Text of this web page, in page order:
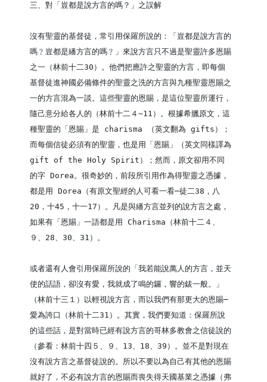
三、對「豈都是說方言的嗎？」之誤解
沒有聖靈的基督徒，常引用保羅所說的：「豈都是說方言的
嗎﹖豈都是繙方言的嗎﹖」來說方言只不過是聖靈許多恩賜
之一（林前十二30）。他們把應許之聖靈的方言，即每個
基督徒進神國必備條件的聖靈之洗的方言與九種聖靈恩賜之
一的方言混為一談。這些聖靈的恩賜，是這位聖靈所運行，
隨己意分給各人的（林前十二４~11）。根據希臘原文，這
種聖靈的「恩賜」是 charisma （英文翻為 gifts）；
而每個信徒必須有的聖靈，也是用「恩賜」（英文同樣譯為
gift of the Holy Spirit）；然而，原文卻用不同
的字 Dorea。很奇妙的，前段所引用作為得聖靈之憑據，
都是用 Dorea（有原文聖經的人可看一看─徒二38，八
20，十45，十一17）。凡是與繙方言並列的說方言之處，
如果有「恩賜」一語都是用 Charisma（林前十二４、
９、28、30、31）。
或者還有人會引用保羅所說的「我若能說萬人的方言，並天
使的話語，卻沒有愛，我就成了鳴的鑼，響的鈸一般。」
（林前十三１）以輕視說方言，而以我們有那更大的恩賜─
愛為誇口（林前十二31）。其實，我們要知道：保羅所說
的這些話，是對當時已經有說方言的哥林多教會之信徒說的
（參看：林前十四５、９、13、18、39）。並不是對現在
沒有說方言之基督徒說的。所以不要以為自己有其他的恩賜
就好了，不必有說方言的恩賜而喪失得天國基業之憑據（弗